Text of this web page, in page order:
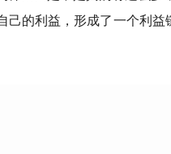
己的利益，形成了一个利